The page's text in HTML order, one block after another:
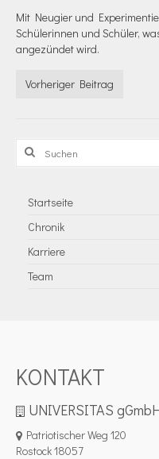
Mit Neugier und
Schülerinnen und Schüler,
angezündet wird.
Vorheriger Beitrag
Suchen
nach:
Startseite
Chronik
Karriere
Team
KONTAKT
UNIVERSITAS
Patriotischer Weg 120
Rostock 18057